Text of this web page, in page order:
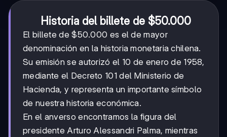
Historia del billete de $50.000
El billete de $50.000 es el de mayor
denominación en la historia monetaria chilena.
Su emisión se autorizó el 10 de enero de 1958,
mediante el Decreto 101 del Ministerio de
Hacienda, y representa un importante símbolo
de nuestra historia económica.
En el anverso encontramos la figura del
presidente Arturo Alessandri Palma, mientras